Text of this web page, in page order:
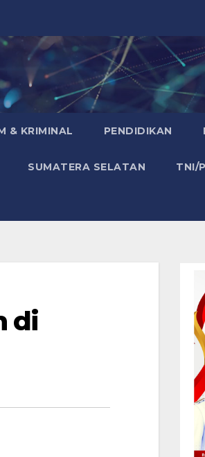
& KRIMINAL PENDIDIKAN
SUMATERA SELATAN TNI/
di